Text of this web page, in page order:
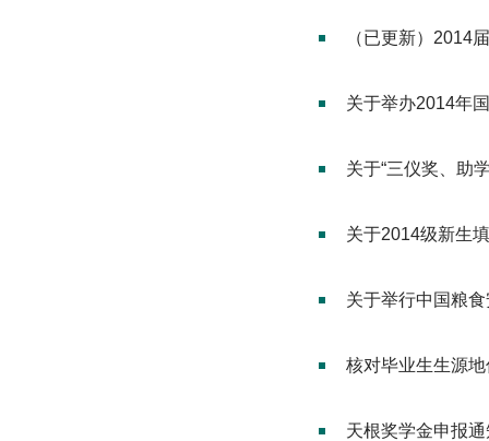
（已更新）2014
关于举办2014年
关于“三仪奖、助
关于2014级新生
关于举行中国粮
核对毕业生生源
天根奖学金申报通